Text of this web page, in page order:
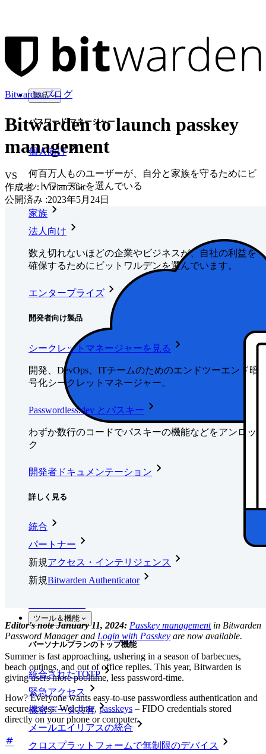
製品
パスワード マネージャー
個人向け
何百万人ものユーザーが、自分と家族を守るためにビ
ットワーデンを選んでいる
家族
法人向け
数え切れないほどの企業やビジネスが、自社の利益を
確保するためにビットワルデンを選んでいます。
エンタープライズ
開発者向け製品
シークレットマネージャーを見る
開発、DevOps、ITチームのためのエンドツーエンド暗
号化シークレットマネージャー。
Passwordless.dev とパスキー
わずか数行のコードでパスキーの機能などをアンロッ
ク
開発者ドキュメンテーション
詳しく見る
統合
パートナー
新規アクセス・インテリジェンス
新規Bitwarden Authenticator
ツール＆機能
パーソナルプランのトップ機能
統合されたTOTP
緊急アクセス
機密データ共有
メールエイリアスの統合
クロスプラットフォームで無制限のデバイス
Bitwardenブログ
Bitwarden to launch passkey
management
VS
作成者：Vivian Shic
公開済み :2023年5月24日
Editor's note January 11, 2024: Passkey managementin Bitwarden
Password Manager and Login with Passkey are now available.
Summer is fast approaching, ushering in a season of barbecues,
beach outings, and out of office replies. This year, Bitwarden is
giving users more pooltime, less password-time.
How? Everyone wants easy-to-use passwordless authentication and
secure access. Welcome, passkeys – FIDO credentials stored
directly on your phone or computer.